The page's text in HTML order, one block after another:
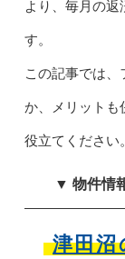
より、毎月の
す。
この記事では
か、メリットも
役立てください。
▼ 物件情
津田沼